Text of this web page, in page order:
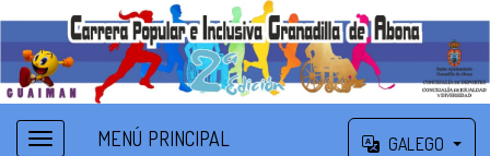
MENÚ PRINCIPAL GALEGO